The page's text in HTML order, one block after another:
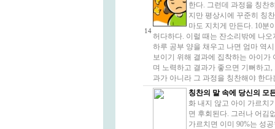
14
한다. 그런데 과정을 칭찬
지만 평상시에 꾸준히 칭
마도 지치게 만든다. 10분
허다하다. 이럴 때는 잔소리밖에 나
하루 공부 양을 채우고 나면 엄마 역
보이기 위해 결과에 집착하는 아이가
며 노력하고 결과가 좋으면 기뻐하고
과가 아니라 그 과정을 칭찬해야 한
칭찬의 말 속에 당신의 모
화 내지 않고 아이 가르치
면 후회된다. 그러나 어김
가르치면 이미 90%는 성